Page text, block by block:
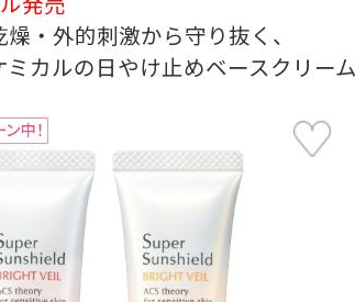
・外的刺激から守り抜く、
カルの日やけ止めベースクリーム